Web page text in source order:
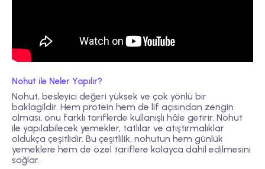
Nohut ile Neler Yapılır?
Nohut, besleyici değeri yüksek ve çok yönlü bir
baklagildir. Hem protein hem de lif açısından zengin
olması, onu farklı tariflerde kullanışlı hâle getirir. Nohut
ile yapılabilecek yemekler, tatlılar ve atıştırmalıklar
oldukça çeşitlidir. Bu çeşitlilik, nohutun hem günlük
yemeklere hem de özel tariflere kolayca dahil edilmesini
sağlar.